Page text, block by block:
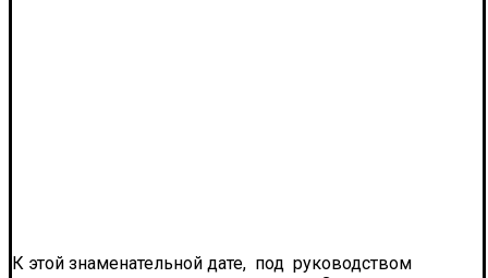
К этой знаменательной дате, под руководством